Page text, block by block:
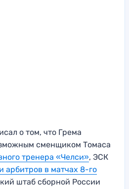
о том, что Грема
сменщиком Томаса
тренера «Челси», ЭСК
арбитров в матчах 8-го
штаб сборной России